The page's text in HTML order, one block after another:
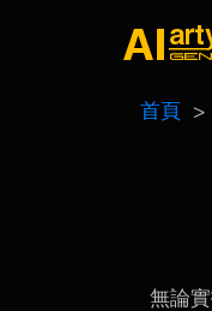
首頁
無論